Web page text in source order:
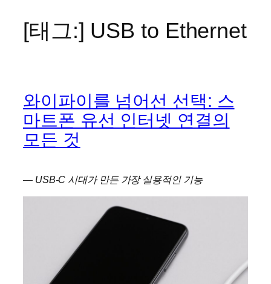
[태그:] USB to Ethernet
와이파이를 넘어선 선택: 스
마트폰 유선 인터넷 연결의
모든 것
— USB-C 시대가 만든 가장 실용적인 기능